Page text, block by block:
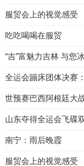
服贸会上的视觉感受
吃吃喝喝在服贸
“吉”富魅力吉林 与您
全运会蹦床团体决赛
世预赛巴西阿根廷大
山东夺得全运会飞碟
南宁：雨后晚霞
服贸会上的视觉感受